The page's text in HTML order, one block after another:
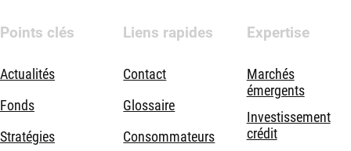
Points clés
Actualités
Fonds
Stratégies
Liens rapides
Contact
Glossaire
Consommateurs
Expertise
Marchés
émergents
Investissement
crédit